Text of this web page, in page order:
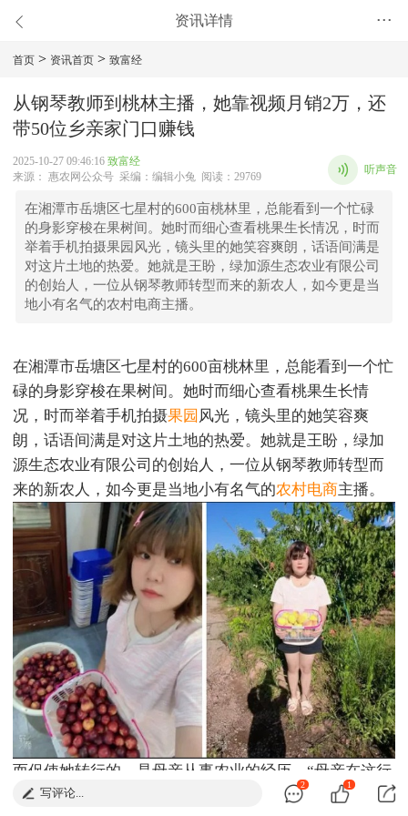
资讯详情 •••
首页 > 资讯首页 > 致富经
从钢琴教师到桃林主播，她靠视频月销2万，还
带50位乡亲家门口赚钱
2025-10-27 09:46:16 致富经
来源： 惠农网公众号 采编：编辑小兔 阅读：29769
听声音
在湘潭市岳塘区七星村的600亩桃林里，总能看到一个忙碌
的身影穿梭在果树间。她时而细心查看桃果生长情况，时而
举着手机拍摄果园风光，镜头里的她笑容爽朗，话语间满是
对这片土地的热爱。她就是王盼，绿加源生态农业有限公司
的创始人，一位从钢琴教师转型而来的新农人，如今更是当
地小有名气的农村电商主播。
在湘潭市岳塘区七星村的600亩桃林里，总能看到一个忙
碌的身影穿梭在果树间。她时而细心查看桃果生长情
况，时而举着手机拍摄果园 风光，镜头里的她笑容爽
朗，话语间满是对这片土地的热爱。她就是王盼，绿加
源生态农业有限公司的创始人，一位从钢琴教师转型而
来的新农人，如今更是当地小有名气的农村电商主播。
而促使她转行的，是母亲从事农业的经历，“母亲在这行
摸爬滚打多年，我看着她对土地的执着，也想试试把现
写评论...
2 1